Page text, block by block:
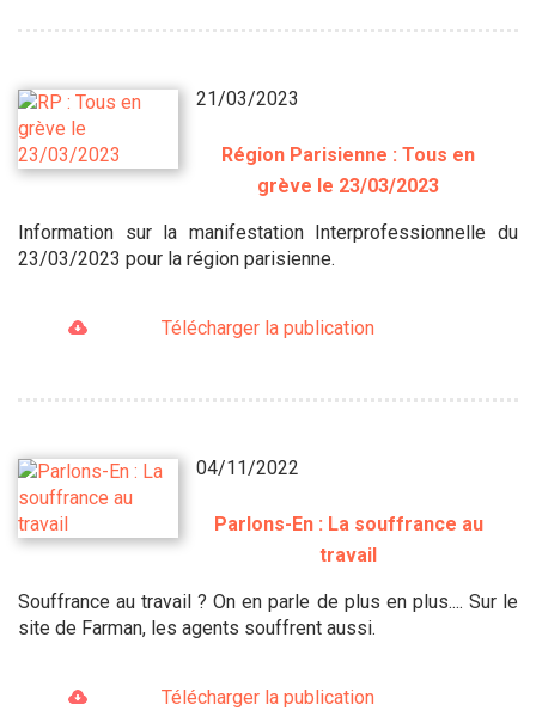
21/03/2023
Région Parisienne : Tous en
grève le 23/03/2023
Information sur la manifestation Interprofessionnelle du
23/03/2023 pour la région parisienne.
Télécharger la publication
04/11/2022
Parlons-En : La souffrance au
travail
Souffrance au travail ? On en parle de plus en plus.... Sur le
site de Farman, les agents souffrent aussi.
Télécharger la publication